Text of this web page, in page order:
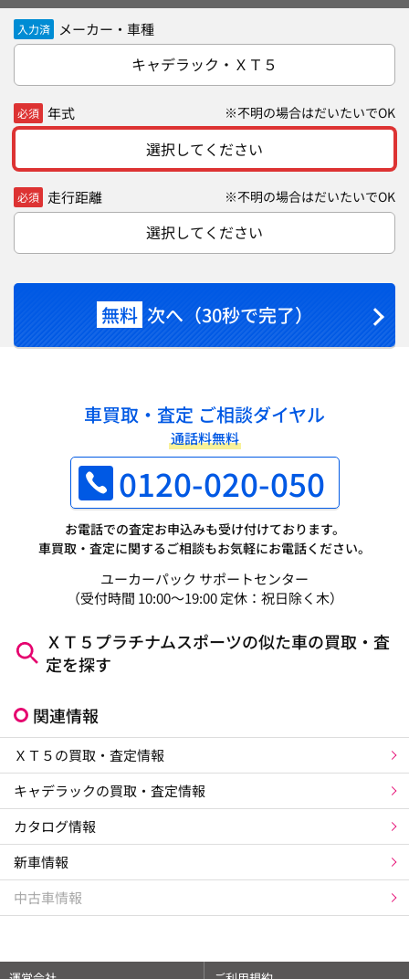
入力済 メーカー・車種
キャデラック・ＸＴ５
必須 年式 ※不明の場合はだいたいでOK
選択してください
必須 走行距離 ※不明の場合はだいたいでOK
選択してください
無料 次へ（30秒で完了）
車買取・査定 ご相談ダイヤル
通話料無料
0120-020-050
お電話での査定お申込みも受け付けております。
車買取・査定に関するご相談もお気軽にお電話ください。
ユーカーパック サポートセンター
（受付時間 10:00～19:00 定休：祝日除く木）
ＸＴ５プラチナムスポーツの似た車の買取・査
定を探す
関連情報
ＸＴ５の買取・査定情報
キャデラックの買取・査定情報
カタログ情報
新車情報
中古車情報